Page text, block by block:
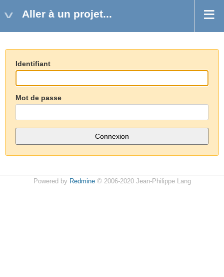
Aller à un projet...
Identifiant
Mot de passe
Powered by Redmine© 2006-2020 Jean-Philippe Lang